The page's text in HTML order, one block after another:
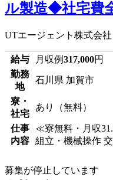
ル製造◆社宅費
UTエージェント株式会社
給与 月収例317,000円
勤務
地
石川県 加賀市
寮・
社宅
あり（無料）
仕事
内容
≪寮無料・月収
組立・機械操作
募集が停止しています